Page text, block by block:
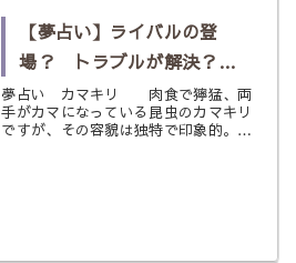
るカフェは、現代人にとってとても身
近...【夢占い】ライバルの登
場？ トラブルが解決？
《カマキリ》の夢
夢占い カマキリ 肉食で獰猛、両
手がカマになっている昆虫のカマキリ
ですが、その容貌は独特で印象的。ア